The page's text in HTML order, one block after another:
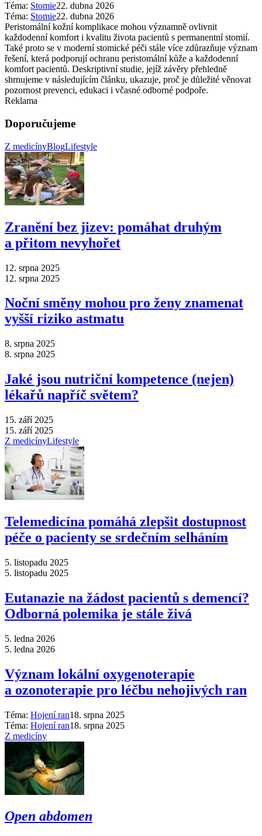
Téma: Stomie22. dubna 2026
Téma: Stomie22. dubna 2026
Peristomální kožní komplikace mohou významně ovlivnit
každodenní komfort i kvalitu života pacientů s permanentní stomií.
Také proto se v moderní stomické péči stále více zdůrazňuje význam
řešení, která podporují ochranu peristomální kůže a každodenní
komfort pacientů. Deskriptivní studie, jejíž závěry přehledně
shrnujeme v následujícím článku, ukazuje, proč je důležité věnovat
pozornost prevenci, edukaci i včasné odborné podpoře.
Reklama
Doporučujeme
Z medicínyBlogLifestyle
Zranění bez jizev: pomáhat druhým
a přitom nevyhořet
12. srpna 2025
12. srpna 2025
Noční směny mohou pro ženy znamenat
vyšší riziko astmatu
8. srpna 2025
8. srpna 2025
Jaké jsou nutriční kompetence (nejen)
lékařů napříč světem?
15. září 2025
15. září 2025
Z medicínyLifestyle
Telemedicína pomáhá zlepšit dostupnost
péče o pacienty se srdečním selháním
5. listopadu 2025
5. listopadu 2025
Eutanazie na žádost pacientů s demencí?
Odborná polemika je stále živá
5. ledna 2026
5. ledna 2026
Význam lokální oxygenoterapie
a ozonoterapie pro léčbu nehojivých ran
Téma: Hojení ran18. srpna 2025
Téma: Hojení ran18. srpna 2025
Z medicíny
Open abdomen